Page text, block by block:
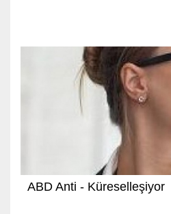
ABD Anti - Küreselleşiyor